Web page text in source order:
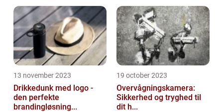
13 november 2023
Drikkedunk med logo -
den perfekte
brandingløsning...
19 october 2023
Overvågningskamera:
Sikkerhed og tryghed til
dit h...